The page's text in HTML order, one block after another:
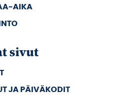
AIKA
sivut
JA PÄIVÄKODIT